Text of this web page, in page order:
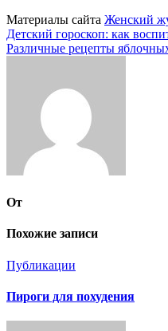
Материалы сайта Женский
Навигация
по
Детский гороскоп: как
Различные рецепты
От
Похожие записи
Публикации
Пироги для похудения